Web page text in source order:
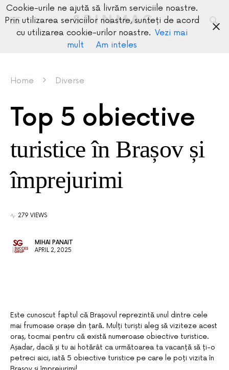
SPINMAG
Home Diverse
Top 5 obiective
turistice în Brașov și
împrejurimi
279 VIEWS
MIHAI PANAIT
APRIL 2, 2025
Este cunoscut faptul că Brașovul reprezintă unul dintre cele
mai frumoase orașe din țară. Mulți turiști aleg să viziteze acest
oraș, tocmai pentru că există numeroase obiective turistice.
Așadar, dacă și tu ai hotărât ca următoarea ta vacanță să ți-o
petreci aici, iată 5 obiective turistice pe care le poți vizita în
Cookie-urile ne ajută să livrăm serviciile noastre.
Prin utilizarea serviciilor noastre, sunteți de acord
cu utilizarea cookie-urilor noastre. Vezi mai
mult
Am inteles